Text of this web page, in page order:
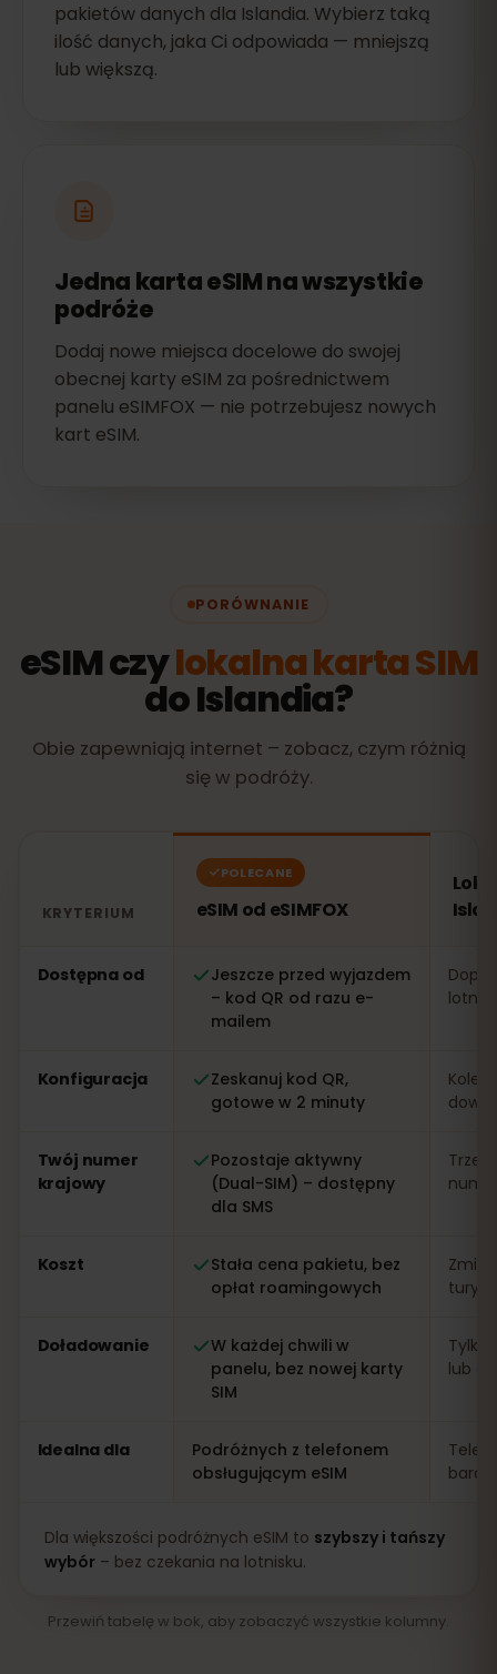
pakietów danych dla Islandia. Wybierz taką
ilość danych, jaka Ci odpowiada — mniejszą
lub większą.
Jedna karta eSIM na wszystkie
podróże
Dodaj nowe miejsca docelowe do swojej
obecnej karty eSIM za pośrednictwem
panelu eSIMFOX — nie potrzebujesz nowych
kart eSIM.
PORÓWNANIE
eSIM czylokalna karta SIM
do Islandia?
Obie zapewniają internet – zobacz, czym różnią
się w podróży.
KRYTERIUM
POLECANE
eSIM od eSIMFOX
Dostępna od
Jeszcze przed wyjazdem
– kod QR od razu e-
mailem
Konfiguracja
Zeskanuj kod QR,
gotowe w 2 minuty
Twój numer
krajowy
Pozostaje aktywny
(Dual-SIM) – dostępny
dla SMS
Koszt
Stała cena pakietu, bez
opłat roamingowych
Doładowanie
W każdej chwili w
panelu, bez nowej karty
SIM
Tylko
lub
Idealna dla
Podróżnych z telefonem
obsługującym eSIM
Dla większości podróżnych eSIM to szybszy i tańszy
wybór– bez czekania na lotnisku.
Przewiń tabelę w bok, aby zobaczyć wszystkie kolumny.